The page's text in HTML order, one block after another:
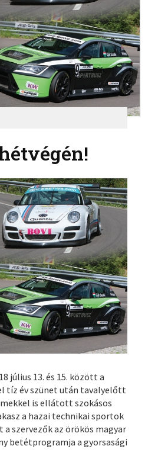
július 13. és 15. között a
tíz év szünet után tavalyelőtt
is ellátott szokásos
a hazai technikai sportok
a szervezők az örökös magyar
betétprogramja a gyorsasági